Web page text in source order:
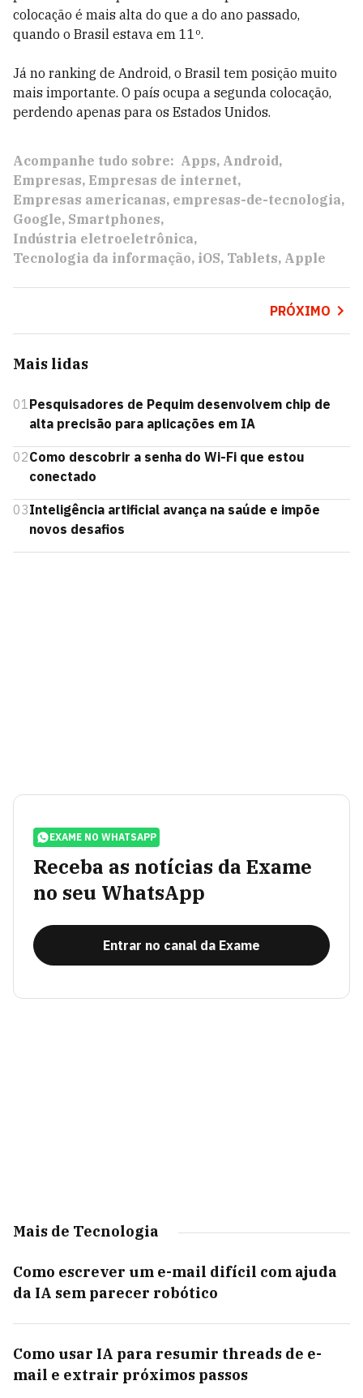
colocação é mais alta do que a do ano passado,
quando o Brasil estava em 11º.
Já no ranking de Android, o Brasil tem posição muito
mais importante. O país ocupa a segunda colocação,
perdendo apenas para os Estados Unidos.
Acompanhe tudo sobre: Apps Android
Empresas Empresas de internet
Empresas americanas empresas-de-tecnologia
Google Smartphones
Indústria eletroeletrônica
Tecnologia da informação iOS Tablets Apple
PRÓXIMO
Mais lidas
01 Pesquisadores de Pequim desenvolvem chip de
alta precisão para aplicações em IA
02Como descobrir a senha do Wi-Fi que estou
conectado
03Inteligência artificial avança na saúde e impõe
novos desafios
EXAME NO WHATSAPP
Receba as notícias da Exame
no seu WhatsApp
Entrar no canal da Exame
Mais de Tecnologia
Como escrever um e-mail difícil com ajuda
da IA sem parecer robótico
Como usar IA para resumir threads de e-
mail e extrair próximos passos